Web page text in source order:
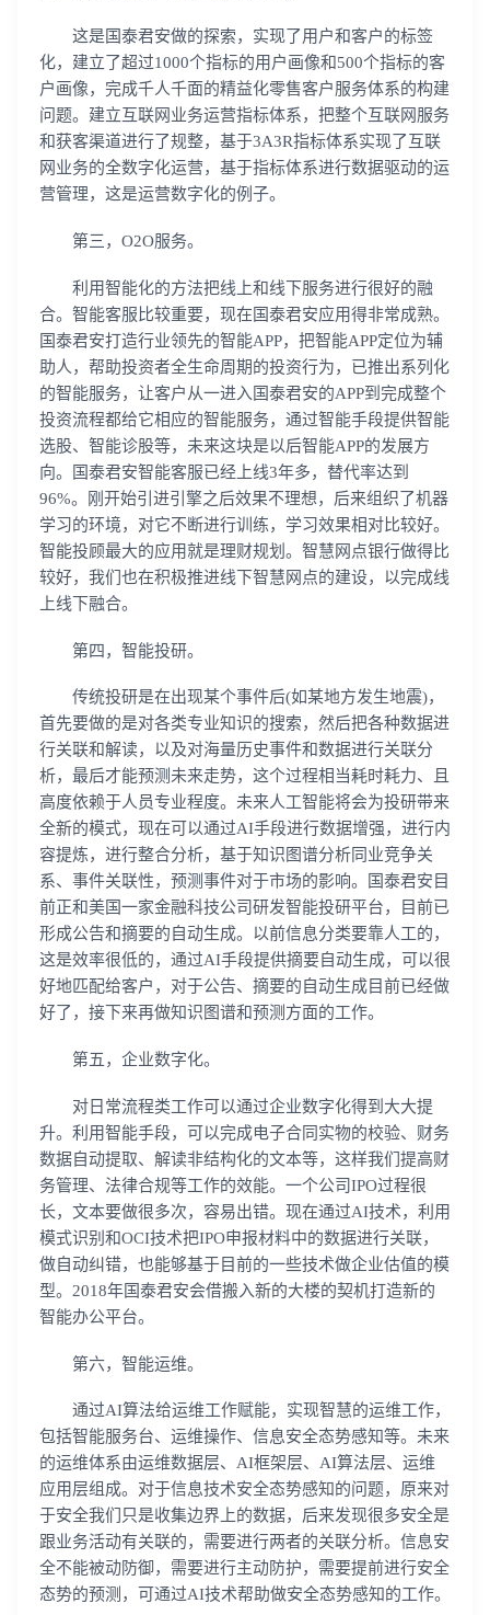
这是国泰君安做的探索，实现了用户和客户的标签
化，建立了超过1000个指标的用户画像和500个指标的客
户画像，完成千人千面的精益化零售客户服务体系的构建
问题。建立互联网业务运营指标体系，把整个互联网服务
和获客渠道进行了规整，基于3A3R指标体系实现了互联
网业务的全数字化运营，基于指标体系进行数据驱动的运
营管理，这是运营数字化的例子。
第三，O2O服务。
利用智能化的方法把线上和线下服务进行很好的融
合。智能客服比较重要，现在国泰君安应用得非常成熟。
国泰君安打造行业领先的智能APP，把智能APP定位为辅
助人，帮助投资者全生命周期的投资行为，已推出系列化
的智能服务，让客户从一进入国泰君安的APP到完成整个
投资流程都给它相应的智能服务，通过智能手段提供智能
选股、智能诊股等，未来这块是以后智能APP的发展方
向。国泰君安智能客服已经上线3年多，替代率达到
96%。刚开始引进引擎之后效果不理想，后来组织了机器
学习的环境，对它不断进行训练，学习效果相对比较好。
智能投顾最大的应用就是理财规划。智慧网点银行做得比
较好，我们也在积极推进线下智慧网点的建设，以完成线
上线下融合。
第四，智能投研。
传统投研是在出现某个事件后(如某地方发生地震)，
首先要做的是对各类专业知识的搜索，然后把各种数据进
行关联和解读，以及对海量历史事件和数据进行关联分
析，最后才能预测未来走势，这个过程相当耗时耗力、且
高度依赖于人员专业程度。未来人工智能将会为投研带来
全新的模式，现在可以通过AI手段进行数据增强，进行内
容提炼，进行整合分析，基于知识图谱分析同业竞争关
系、事件关联性，预测事件对于市场的影响。国泰君安目
前正和美国一家金融科技公司研发智能投研平台，目前已
形成公告和摘要的自动生成。以前信息分类要靠人工的，
这是效率很低的，通过AI手段提供摘要自动生成，可以很
好地匹配给客户，对于公告、摘要的自动生成目前已经做
好了，接下来再做知识图谱和预测方面的工作。
第五，企业数字化。
对日常流程类工作可以通过企业数字化得到大大提
升。利用智能手段，可以完成电子合同实物的校验、财务
数据自动提取、解读非结构化的文本等，这样我们提高财
务管理、法律合规等工作的效能。一个公司IPO过程很
长，文本要做很多次，容易出错。现在通过AI技术，利用
模式识别和OCI技术把IPO申报材料中的数据进行关联，
做自动纠错，也能够基于目前的一些技术做企业估值的模
型。2018年国泰君安会借搬入新的大楼的契机打造新的
智能办公平台。
第六，智能运维。
通过AI算法给运维工作赋能，实现智慧的运维工作，
包括智能服务台、运维操作、信息安全态势感知等。未来
的运维体系由运维数据层、AI框架层、AI算法层、运维
应用层组成。对于信息技术安全态势感知的问题，原来对
于安全我们只是收集边界上的数据，后来发现很多安全是
跟业务活动有关联的，需要进行两者的关联分析。信息安
全不能被动防御，需要进行主动防护，需要提前进行安全
态势的预测，可通过AI技术帮助做安全态势感知的工作。
我已阅读并同意通讯云服务条款和通讯云隐私政策
提交
不了，谢谢